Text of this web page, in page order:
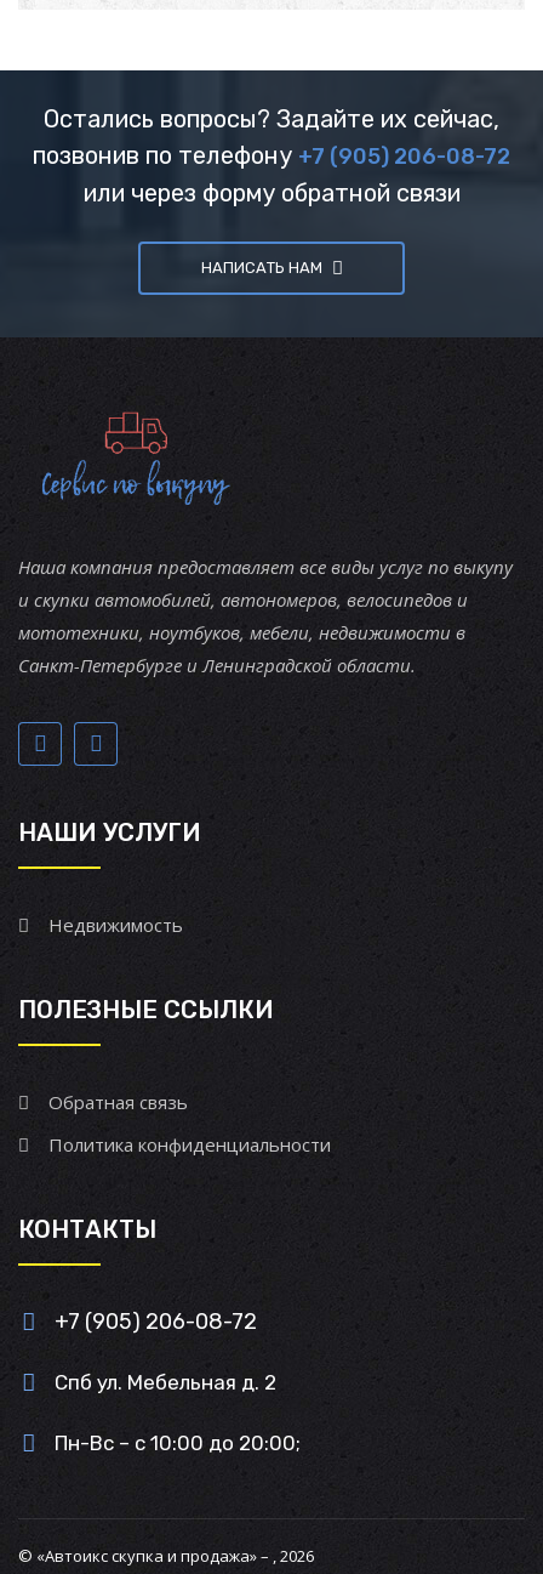
Остались вопросы? Задайте их сейчас,
позвонив по телефону +7 (905) 206-08-72
или через форму обратной связи
НАПИСАТЬ НАМ
Наша компания предоставляет все виды услуг по выкупу
и скупки автомобилей, автономеров, велосипедов и
мототехники, ноутбуков, мебели, недвижимости в
Санкт-Петербурге и Ленинградской области.
НАШИ УСЛУГИ
Недвижимость
ПОЛЕЗНЫЕ ССЫЛКИ
Обратная связь
Политика конфиденциальности
КОНТАКТЫ
+7 (905) 206-08-72
Спб ул. Мебельная д. 2
Пн-Вс – с 10:00 до 20:00;
© «Автоикс скупка и продажа» – , 2026